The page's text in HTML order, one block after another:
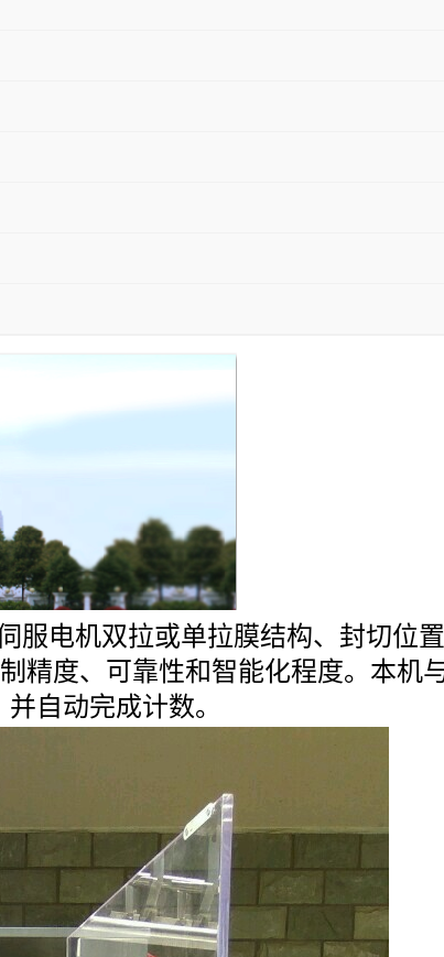
服电机双拉或单拉膜结构、封切位
精度、可靠性和智能化程度。本机
自动完成计数。